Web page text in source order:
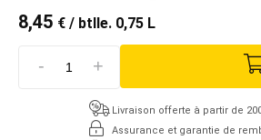
8,45 € / btlle. 0,75 L
- +
Livraison offerte à partir de
Assurance et garantie de